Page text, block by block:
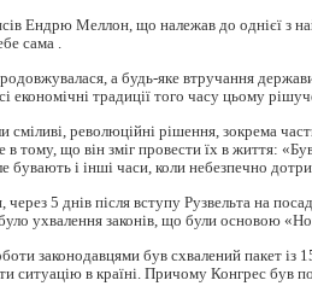
Ендрю Меллон, що належав до однієї з
сама .
а будь-яке втручання
економічні традиції того часу цьому
сміливі, революційні рішення, зокрема
в тому, що він зміг провести їх в життя:
бувають і інші часи, коли небезпечно
через 5 днів після вступу Рузвельта на
ухвалення законів, що були основою
законодавцями був схвалений пакет із
ситуацію в країні. Причому Конгрес був